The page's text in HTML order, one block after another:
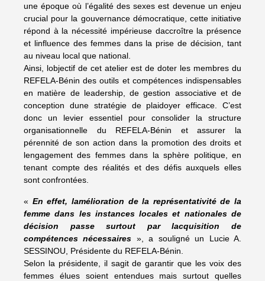
une époque où l’égalité des sexes est devenue un enjeu
crucial pour la gouvernance démocratique, cette initiative
répond à la nécessité impérieuse daccroître la présence
et linfluence des femmes dans la prise de décision, tant
au niveau local que national.
Ainsi, lobjectif de cet atelier est de doter les membres du
REFELA-Bénin des outils et compétences indispensables
en matière de leadership, de gestion associative et de
conception dune stratégie de plaidoyer efficace. C’est
donc un levier essentiel pour consolider la structure
organisationnelle du REFELA-Bénin et assurer la
pérennité de son action dans la promotion des droits et
lengagement des femmes dans la sphère politique, en
tenant compte des réalités et des défis auxquels elles
sont confrontées.
« En effet, lamélioration de la représentativité de la
femme dans les instances locales et nationales de
décision passe surtout par lacquisition de
compétences nécessaires », a souligné un Lucie A.
SESSINOU, Présidente du REFELA-Bénin.
Selon la présidente, il sagit de garantir que les voix des
femmes élues soient entendues mais surtout quelles